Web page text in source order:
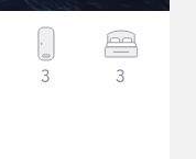
3 3